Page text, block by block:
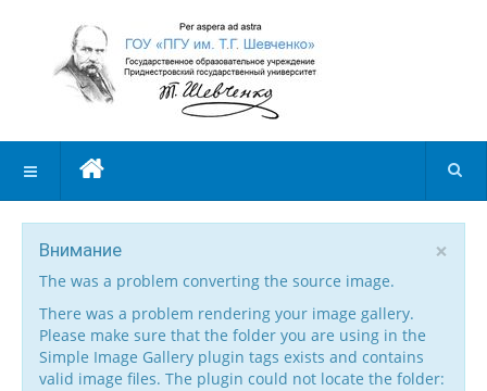
×
Внимание
The was a problem converting the source image.
There was a problem rendering your image gallery.
Please make sure that the folder you are using in the
Simple Image Gallery plugin tags exists and contains
valid image files. The plugin could not locate the folder: